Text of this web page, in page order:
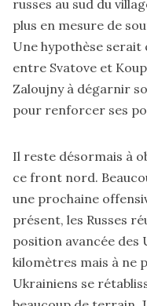
russes au sud du
plus en mesure de
Une hypothèse serait
entre Svatove et
Zaloujny à dégarnir
pour renforcer ses
Il reste désormais à
ce front nord.
une prochaine
présent, les Russes
position avancée des
kilomètres mais à ne
Ukrainiens se